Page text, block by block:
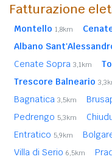
Fatturazione
Montello 1,8km
Albano
Cenate Sopra 3,1km
Trescore Balneario
Bagnatica 3,5km
Pedrengo 5,3km
Entratico 5,9km
Villa di Serio 6,5km